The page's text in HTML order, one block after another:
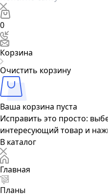
0
Корзина
Очистить корзину
Ваша корзина пуста
Исправить это просто:
интересующий товар и
В каталог
Главная
Планы